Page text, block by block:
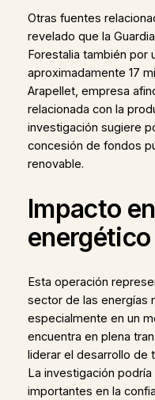
Otras fuentes
revelado que la
Forestalia también por
aproximadamente 17
Arapellet, empresa
relacionada con la
investigación sugiere
concesión de fondos
renovable.
Impacto
Esta operación
sector de las energías
especialmente en un
encuentra en plena
liderar el desarrollo de
La investigación
importantes en la